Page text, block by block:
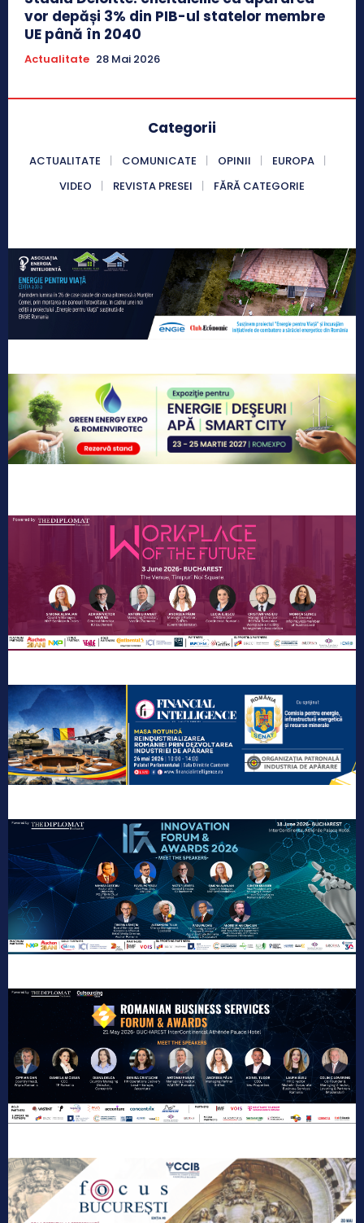
vor depăși 3% din PIB-ul statelor membre
UE până în 2040
Actualitate 28 Mai 2026
Categorii
ACTUALITATE COMUNICATE OPINII
EUROPA
VIDEO
REVISTA PRESEI FĂRĂ CATEGORIE